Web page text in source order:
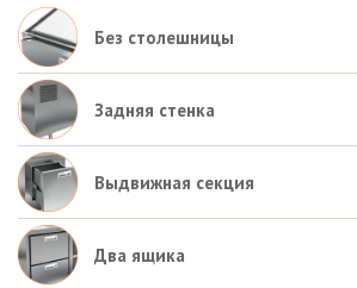
Без столешницы
Задняя стенка
Выдвижная секция
Два ящика